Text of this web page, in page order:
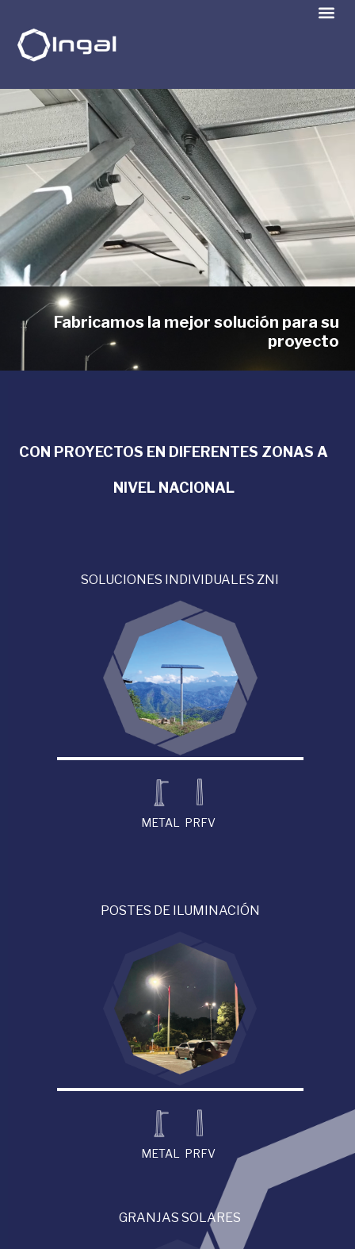
Fabricamos la mejor solución para su
proyecto
CON PROYECTOS EN DIFERENTES ZONAS A
NIVEL NACIONAL
SOLUCIONES INDIVIDUALES ZNI
METAL PRFV
POSTES DE ILUMINACIÓN
METAL PRFV
GRANJAS SOLARES